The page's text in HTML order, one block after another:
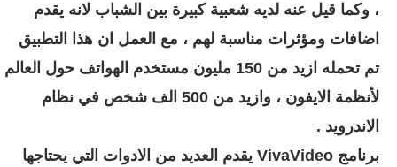
، وكما قيل عنه لديه شعبية كبيرة بين الشباب لانه يقدم
اضافات ومؤثرات مناسبة لهم ، مع العمل ان هذا التطبيق
تم تحمله ازيد من 150 مليون مستخدم الهواتف حول العالم
لأنظمة الايفون ، وازيد من 500 الف شخص في نظام
الاندرويد .
برنامج
VivaVideo يقدم العديد من الادوات التي يحتاجها